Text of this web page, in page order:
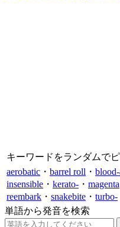
キーワードをランダムで
aerobatic ・ barrel roll ・
insensible ・ kerato- ・ magenta
reembark ・ snakebite ・ turbo-
単語から発音を検索